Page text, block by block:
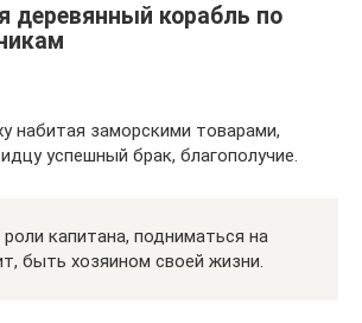
деревянный корабль по
набитая заморскими товарами,
успешный брак, благополучие.
капитана, подниматься на
быть хозяином своей жизни.